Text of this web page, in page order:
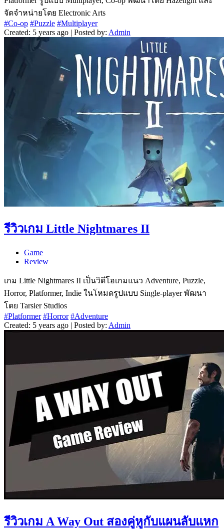
จัดจำหน่ายโดย Electronic Arts
#Co-op #Puzzle #Multiplayer
Created: 5 years ago | Posted by: Admin
รีวิวเกม Little Nightmares II
Game
Review
เกม Little Nightmares II เป็นวิดีโอเกมแนว Adventure, Puzzle,
Horror, Platformer, Indie ในโหมดรูปแบบ Single-player พัฒนา
โดย Tarsier Studios
#Platformer #Horror #Adventure
Created: 5 years ago | Posted by: Admin
รีวิวเกม A Way Out สองคู่หูกับแผนลับแหก